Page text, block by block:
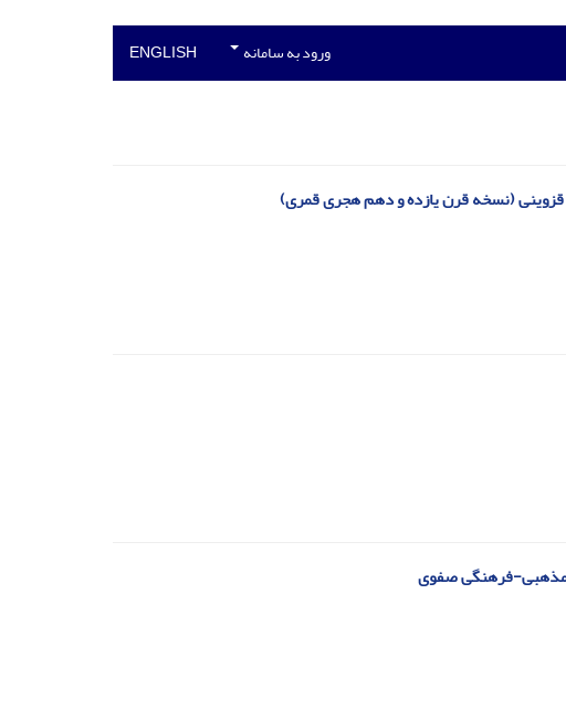
ورود به سامانه ENGLISH
قزوینی (نسخه قرن یازده و دهم هجری قمری)
مذهبی-فرهنگی صفوی